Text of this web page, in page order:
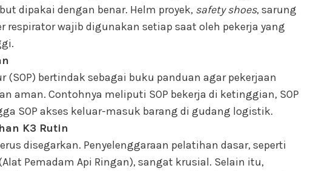
dipakai dengan benar. Helm proyek, safety shoes, sarung
wajib digunakan setiap saat oleh pekerja yang
(SOP) bertindak sebagai buku panduan agar pekerjaan
aman. Contohnya meliputi SOP bekerja di ketinggian, SOP
SOP akses keluar-masuk barang di gudang logistik.
K3 Rutin
disegarkan. Penyelenggaraan pelatihan dasar, seperti
Pemadam Api Ringan), sangat krusial. Selain itu,